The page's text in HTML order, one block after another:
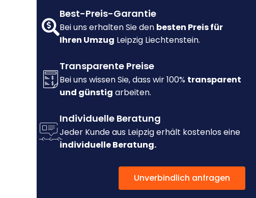
Best-Preis-Garantie
Bei uns erhalten Sie den besten Preis für
Ihren Umzug Leipzig Liechtenstein.
Transparente Preise
Bei uns wissen Sie, dass wir 100% transparent
und günstig arbeiten.
Individuelle Beratung
Jeder Kunde aus Leipzig erhält kostenlos eine
individuelle Beratung.
Unverbindlich anfragen